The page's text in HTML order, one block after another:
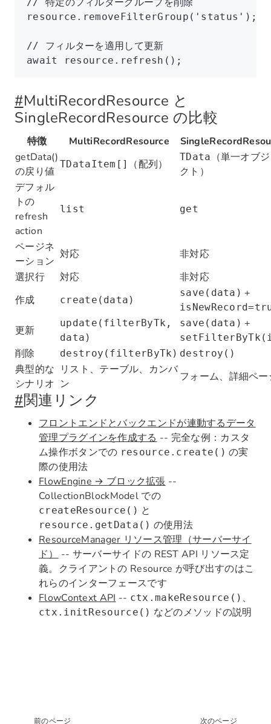
// 特定のフィルターグループを削除
resource .removeFilterGroup ( 'status' );
// フィルターを適用して更新
await
resource .refresh ();
#MultiRecordResource と
SingleRecordResource の比較
特徴 MultiRecordResource
getData()
の戻り値
TDataItem[] （配列）
TData
（単一オブ
クト）
デフォル
トの
refresh
action
list get
ページネ
ーション
対応
非対応
選択行
対応
非対応
作成
create(data)
save(data) +
更新
update(filterByTk,
data)
save(data) +
削除 destroy(filterByTk) destroy()
典型的な
シナリオ
リスト、テーブル、カンバ
ン
フォーム、詳細ペー
#関連リンク
フロントエンドとバックエンドが連動するデータ
管理プラグインを作成する -- 完全な例：カスタ
ム操作ボタンでの resource.create() の実
際の使用法
FlowEngine → ブロック拡張 --
CollectionBlockModel での
createResource() と
resource.getData() の使用法
ResourceManager リソース管理（サーバーサイ
ド）
-- サーバーサイドの REST API リソース定
義。クライアントの Resource が呼び出すのはこ
れらのインターフェースです
FlowContext API -- ctx.makeResource() 、
ctx.initResource() などのメソッドの説明
前のページ 次のページ